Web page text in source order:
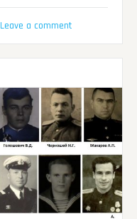
Leave a comment